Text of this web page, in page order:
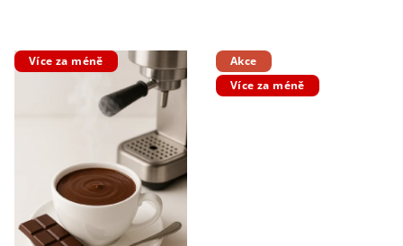
Více za méně
Akce
Více za méně